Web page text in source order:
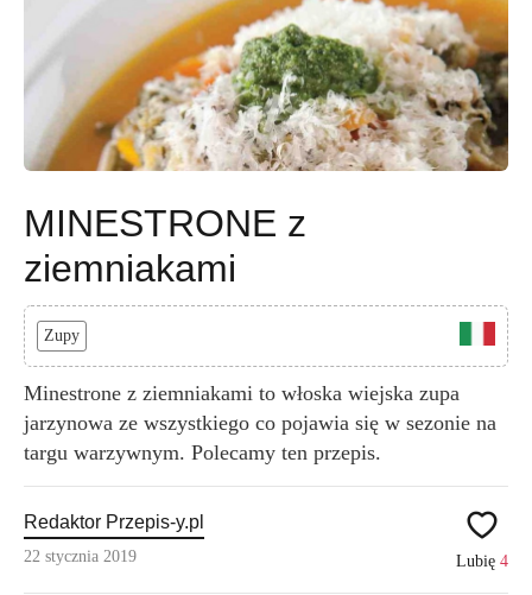
MINESTRONE z
ziemniakami
Zupy
Minestrone z ziemniakami to włoska wiejska zupa
jarzynowa ze wszystkiego co pojawia się w sezonie na
targu warzywnym. Polecamy ten przepis.
Redaktor Przepis-y.pl
22 stycznia 2019 Lubię 4